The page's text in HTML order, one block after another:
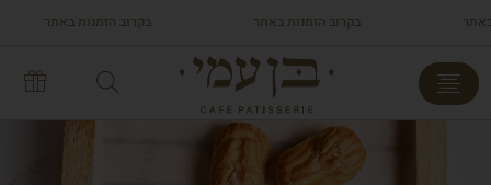
בקרוב הזמנות באתר בקרוב הזמנות באתר